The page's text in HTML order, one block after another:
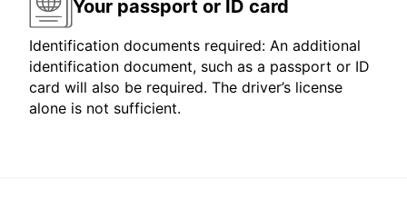
Your passport or ID card
Identification documents required: An additional
identification document, such as a passport or ID
card will also be required. The driver’s license
alone is not sufficient.